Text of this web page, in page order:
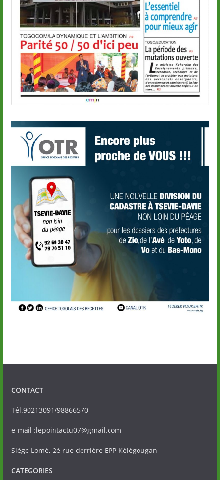
CONTACT
Tél.90213091/98866570
e-mail :lepointactu07@gmail.com
Siège Lomé, 2è rue derrière EPP Kélégougan
CATEGORIES